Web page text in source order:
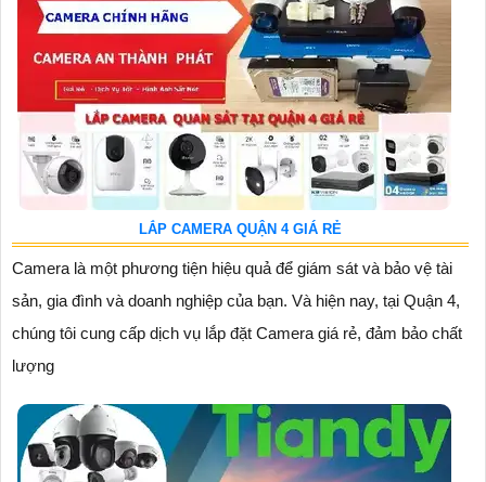
LẮP CAMERA QUẬN 4 GIÁ RẺ
Camera là một phương tiện hiệu quả để giám sát và bảo vệ tài
sản, gia đình và doanh nghiệp của bạn. Và hiện nay, tại Quận 4,
chúng tôi cung cấp dịch vụ lắp đặt Camera giá rẻ, đảm bảo chất
lượng